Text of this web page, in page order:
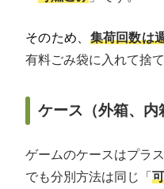
そのため、 集荷回数は
有料ごみ袋に入れて捨
ケース（外箱、内
ゲームのケースはプラ
でも分別方法は同じ「